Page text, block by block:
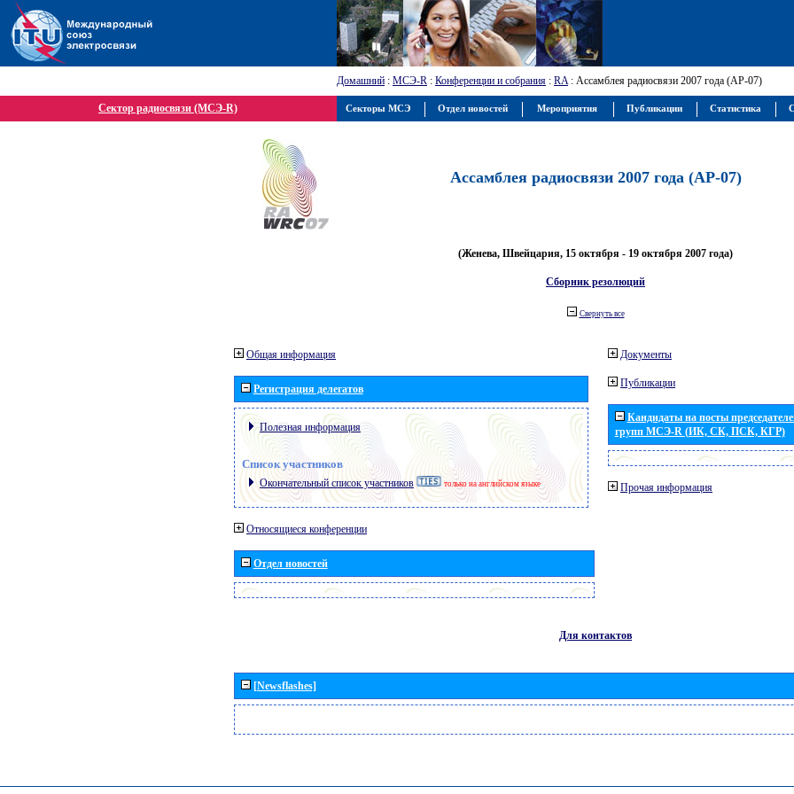
Домашний : МСЭ-R : Конференции и собрания : RA: Ассамблея радиосвязи 2007 года (АР-07)
Сектор радиосвязи (МСЭ-R)
Ассамблея радиосвязи 2007 года (АР-07)
(Женева, Швейцария, 15 октября - 19 октября 2007 года)
Сборник резолюций
Свернуть все
Общая информация
Регистрация делегатов
Полезная информация
Список участников
Окончательный список участников только на английском языке
Относящиеся конференции
Отдел новостей
Документы
Публикации
Кандидаты на посты
групп МСЭ-R (ИК, СК, ПСК, КГР)
Прочая информация
Для контактов
[Newsflashes]
Секторы МСЭ Отдел новостей Мероприятия Публикации Статистика